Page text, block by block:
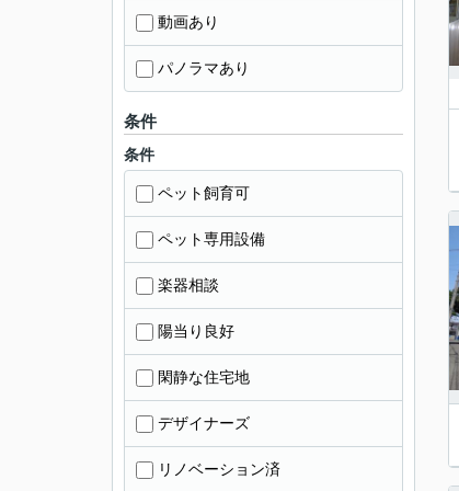
動画あり
パノラマあり
条件
条件
ペット飼育可
ペット専用設備
楽器相談
陽当り良好
閑静な住宅地
デザイナーズ
リノベーション済